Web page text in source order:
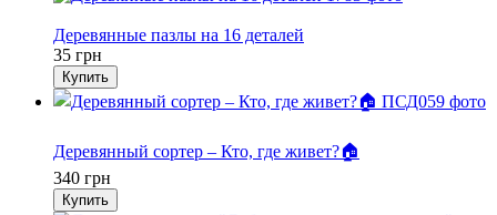
Деревянные пазлы на 16 деталей
35 грн
Купить
Деревянный сортер – Кто, где живет?🏠
340 грн
Купить